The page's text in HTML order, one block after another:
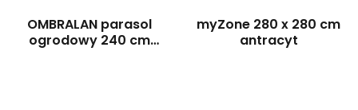
OMBRALAN parasol
ogrodowy 240 cm
myZone 280 x 280 cm
antracyt